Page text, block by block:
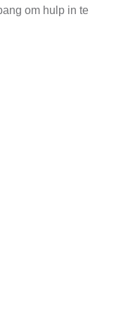
om hulp in te